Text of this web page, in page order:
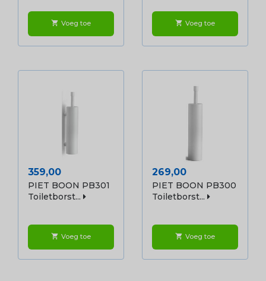
shopping_cart Voeg toe shopping_cart Voeg toe
Prijs
359,00
PIET BOON PB301
Toiletborst...
shopping_cart Voeg toe
Prijs
269,00
PIET BOON PB300
Toiletborst...
shopping_cart Voeg toe